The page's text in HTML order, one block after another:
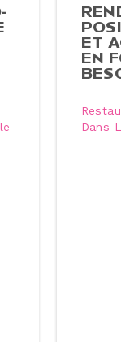
ET
EN
Dans